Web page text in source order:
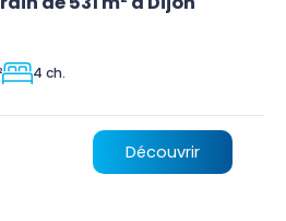
4 ch.
Découvrir